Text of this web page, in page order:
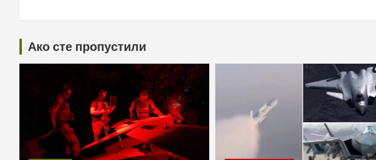
Ако сте пропустили